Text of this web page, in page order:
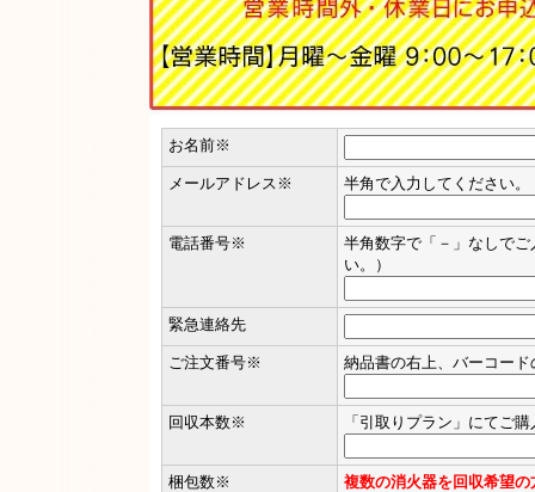
お名前※
メールアドレス ※ 半角で入力してください。
電話番号※
半角数字で「－」なしで
い。）
緊急連絡先
ご注文番号※ 納品書の右上、バーコー
回収本数※ 「引取りプラン」にてご
梱包数※
複数の消火器を回収希望